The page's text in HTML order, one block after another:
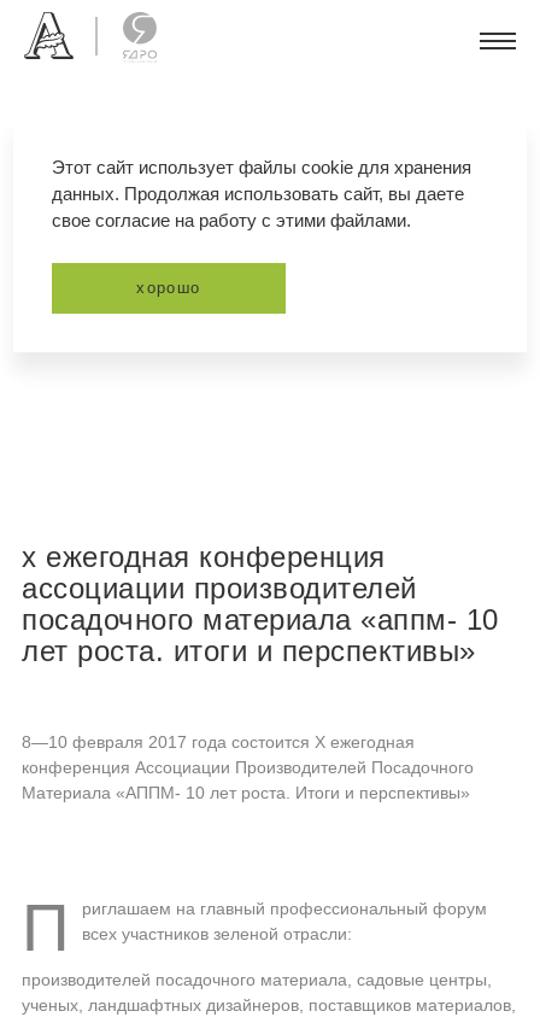
x ежегодная конференция
ассоциации производителей
посадочного материала «аппм- 10
лет роста. итоги и перспективы»
8—10 февраля 2017 года состоится X ежегодная
конференция Ассоциации Производителей Посадочного
Материала «АППМ- 10 лет роста. Итоги и перспективы»
П
риглашаем на главный профессиональный форум
всех участников зеленой отрасли:
производителей посадочного материала, садовые центры,
ученых, ландшафтных дизайнеров, поставщиков материалов,
Этот сайт использует файлы cookie для хранения
данных. Продолжая использовать сайт, вы даете
свое согласие на работу с этими файлами.
хорошо